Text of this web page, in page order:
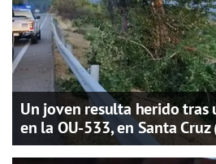
Un joven resulta herido tras
en la OU-533, en Santa